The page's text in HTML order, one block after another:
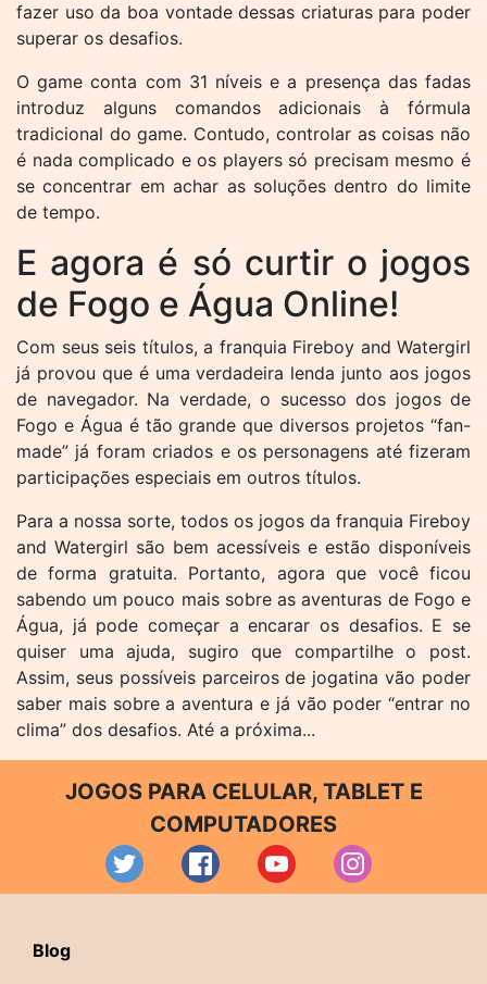
fazer uso da boa vontade dessas criaturas para poder
superar os desafios.
O game conta com 31 níveis e a presença das fadas
introduz alguns comandos adicionais à fórmula
tradicional do game. Contudo, controlar as coisas não
é nada complicado e os players só precisam mesmo é
se concentrar em achar as soluções dentro do limite
de tempo.
E agora é só curtir o jogos
de Fogo e Água Online!
Com seus seis títulos, a franquia Fireboy and Watergirl
já provou que é uma verdadeira lenda junto aos jogos
de navegador. Na verdade, o sucesso dos jogos de
Fogo e Água é tão grande que diversos projetos “fan-
made” já foram criados e os personagens até fizeram
participações especiais em outros títulos.
Para a nossa sorte, todos os jogos da franquia Fireboy
and Watergirl são bem acessíveis e estão disponíveis
de forma gratuita. Portanto, agora que você ficou
sabendo um pouco mais sobre as aventuras de Fogo e
Água, já pode começar a encarar os desafios. E se
quiser uma ajuda, sugiro que compartilhe o post.
Assim, seus possíveis parceiros de jogatina vão poder
saber mais sobre a aventura e já vão poder “entrar no
clima” dos desafios. Até a próxima...
JOGOS PARA CELULAR, TABLET E
COMPUTADORES
Blog